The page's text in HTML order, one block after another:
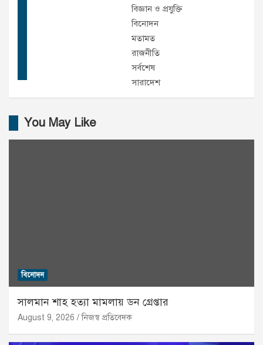
বিজ্ঞান ও প্রযুক্তি
বিনোদন
মতামত
রাজনীতি
সর্বশেষ
সারাদেশ
You May Like
বিনোদন
সালমান শাহ হত্যা মামলায় ডন গ্রেপ্তার
August 9, 2026 নিজস্ব প্রতিবেদক